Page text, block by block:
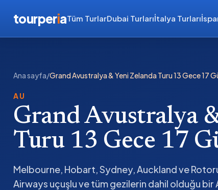
tourperiaTüm TurlarDubai Turlarıİtalya Turları
Ana sayfa/Grand Avustralya & Yeni Zelanda Turu 13 Gece 17
AU
Grand Avustralya
Turu 13 Gece 17
Melbourne, Hobart, Sydney, Auckland ve
Airways uçuşlu ve tüm gezilerin dahil olduğu bir